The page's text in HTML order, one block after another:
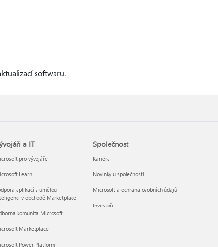
softwaru.
a IT
pro vývojáře
Learn
aplikací s umělou
v obchodě Marketplace
komunita Microsoft
Marketplace
Power Platform
Společnost
Kariéra
Novinky u společnosti
Microsoft a ochrana osobních údajů
Investoři